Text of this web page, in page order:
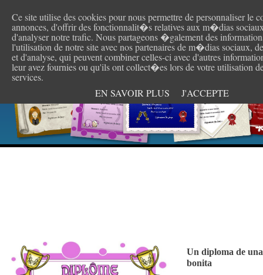
Un diploma de
bonita
Ce site utilise des cookies pour nous permettre de personnaliser le
annonces, d'offrir des fonctionnalit�s relatives aux m�dias
d'analyser notre trafic. Nous partageons �galement des
l'utilisation de notre site avec nos partenaires de m�dias sociaux,
et d'analyse, qui peuvent combiner celles-ci avec d'autres
leur avez fournies ou qu'ils ont collect�es lors de votre utilisation
services.
EN SAVOIR PLUS
J'ACCEPTE